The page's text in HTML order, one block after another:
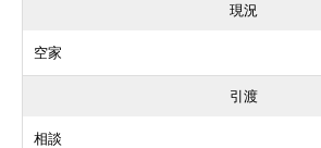
現況
空家
引渡
相談